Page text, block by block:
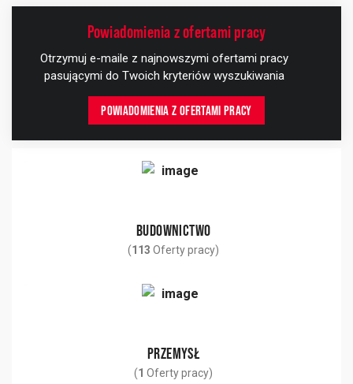
Powiadomienia z ofertami pracy
Otrzymuj e-maile z najnowszymi ofertami pracy
pasującymi do Twoich kryteriów wyszukiwania
POWIADOMIENIA Z OFERTAMI PRACY
BUDOWNICTWO
(113Oferty pracy)
PRZEMYSŁ
(1Oferty pracy)